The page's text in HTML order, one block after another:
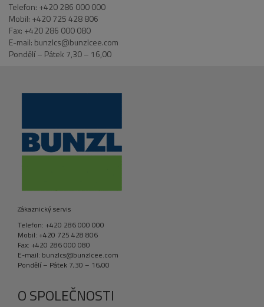
Telefon: +420 286 000 000
Mobil: +420 725 428 806
Fax: +420 286 000 080
E-mail: bunzlcs@bunzlcee.com
Pondělí – Pátek 7,30 – 16,00
Zákaznický servis
Telefon: +420 286 000 000
Mobil: +420 725 428 806
Fax: +420 286 000 080
E-mail: bunzlcs@bunzlcee.com
Pondělí – Pátek 7,30 – 16,00
O SPOLEČNOSTI